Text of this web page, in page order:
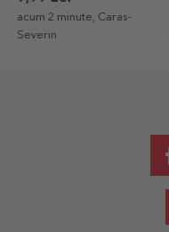
Birthday
acum 2 minute, Caras-
Severin